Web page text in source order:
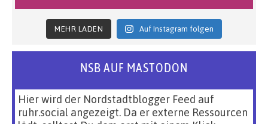
MEHR LADEN Auf Instagram folgen
NSB AUF MASTODON
Hier wird der Nordstadtblogger Feed auf
ruhr.social angezeigt. Da er externe Ressourcen